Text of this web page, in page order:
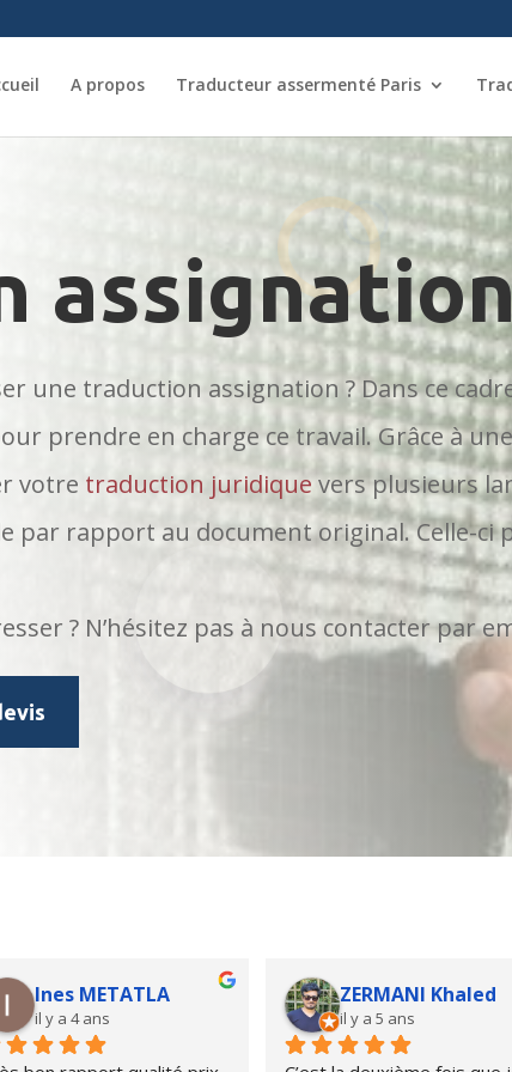
A propos Traducteur assermenté Paris
une traduction assignation ? Dans ce
prendre en charge ce travail. Grâce à
votre traduction juridiquevers plusieurs
par rapport au document original. Celle-ci
? N’hésitez pas à nous contacter par
Mehdi Bensalem
il y a 4 ans
Fatma Yamaner
il y a 4 ans